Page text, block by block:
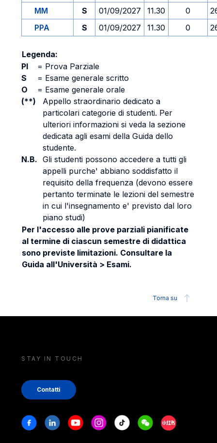
MM S 01/09/2027 11.30 0
PPA
S 01/09/2027 11.30 0
Legenda:
PI
= Prova Parziale
S
= Esame generale scritto
O
= Esame generale orale
(**)
Appello straordinario dedicato a
particolari categorie di studenti. Per
ulteriori informazioni si veda la sezione
dedicata agli esami della Guida dello
studente.
N.B. Gli studenti possono accedere a tutti gli
appelli purche' abbiano soddisfatto il
requisito della frequenza (devono essere
pertanto terminate le lezioni del semestre
in cui l'insegnamento e' previsto dal loro
piano studi)
Per l'accesso alle prove parziali pianificate
al termine di ciascun semestre di didattica
sono previste limitazioni. Consultare la
Guida all'Università > Esami.
Torna su
STAY IN TOUCH
Contatti
Stay in touch
FacebookLinkedinYoutubeInstagram
Tiktok WeechatXiaohongshu/